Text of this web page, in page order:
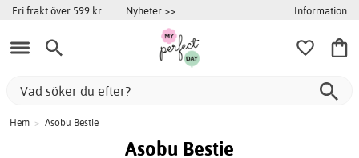
Fri frakt över 599 kr Nyheter >> Information
Hem > Asobu Bestie
Asobu Bestie